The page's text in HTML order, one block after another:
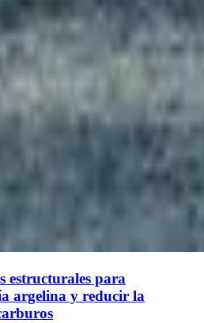
estructurales para
argelina y reducir la